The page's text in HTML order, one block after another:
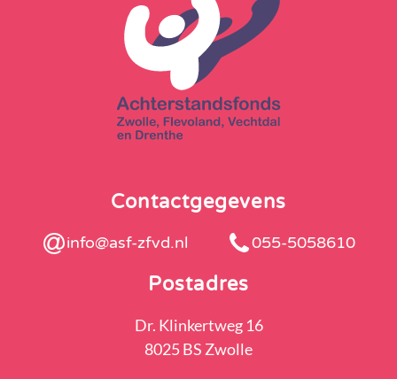
Contactgegevens
info@asf-zfvd.nl 055-5058610
Postadres
Dr. Klinkertweg 16
8025 BS Zwolle